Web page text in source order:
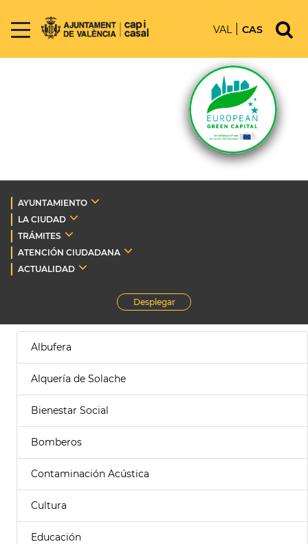
VAL CAS
AYUNTAMIENTO
LA CIUDAD
TRÁMITES
ATENCIÓN CIUDADANA
ACTUALIDAD
Desplegar
Albufera
Alquería de Solache
Bienestar Social
Bomberos
Contaminación Acústica
Cultura
Educación